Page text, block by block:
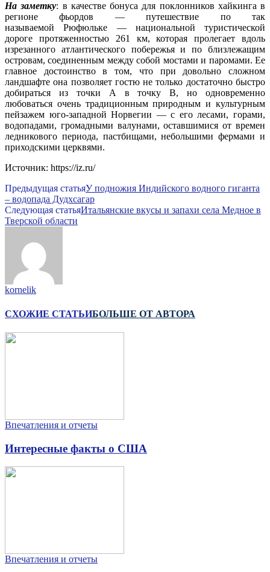
На заметку: в качестве бонуса для поклонников хайкинга в
регионе фьордов — путешествие по так
называемой Рюфюльке — национальной туристической
дороге протяженностью 261 км, которая пролегает вдоль
изрезанного атлантического побережья и по близлежащим
островам, соединенным между собой мостами и паромами. Ее
главное достоинство в том, что при довольно сложном
ландшафте она позволяет гостю не только достаточно быстро
добираться из точки А в точку В, но одновременно
любоваться очень традиционным природным и культурным
пейзажем юго-западной Норвегии — с его лесами, горами,
водопадами, громадными валунами, оставшимися от времен
ледникового периода, пастбищами, небольшими фермами и
приходскими церквями.
Источник: https://iz.ru/
Предыдущая статьяУ подножия Индийского водного гиганта
– водопада Дудхсагар
Следующая статьяИтальянские вкусы и запахи села Медное в
Тверской области
kornelik
СХОЖИЕ СТАТЬИБОЛЬШЕ ОТ АВТОРА
Впечатления и отчеты
Интересные факты о США
Впечатления и отчеты